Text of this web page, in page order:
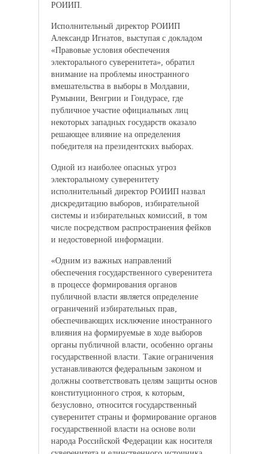
РОИИП.
Исполнительный директор РОИИП
Александр Игнатов, выступая с докладом
«Правовые условия обеспечения
электорального суверенитета», обратил
внимание на проблемы иностранного
вмешательства в выборы в Молдавии,
Румынии, Венгрии и Гондурасе, где
публичное участие официальных лиц
некоторых западных государств оказало
решающее влияние на определения
победителя на президентских выборах.
Одной из наиболее опасных угроз
электоральному суверенитету
исполнительный директор РОИИП назвал
дискредитацию выборов, избирательной
системы и избирательных комиссий, в том
числе посредством распространения фейков
и недостоверной информации.
«Одним из важных направлений
обеспечения государственного суверенитета
в процессе формирования органов
публичной власти является определение
ограничений избирательных прав,
обеспечивающих исключение иностранного
влияния на формируемые в ходе выборов
органы публичной власти, особенно органы
государственной власти. Такие ограничения
устанавливаются федеральным законом и
должны соответствовать целям защиты основ
конституционного строя, к которым,
безусловно, относится государственный
суверенитет страны и формирование органов
государственной власти на основе воли
народа Российской Федерации как носителя